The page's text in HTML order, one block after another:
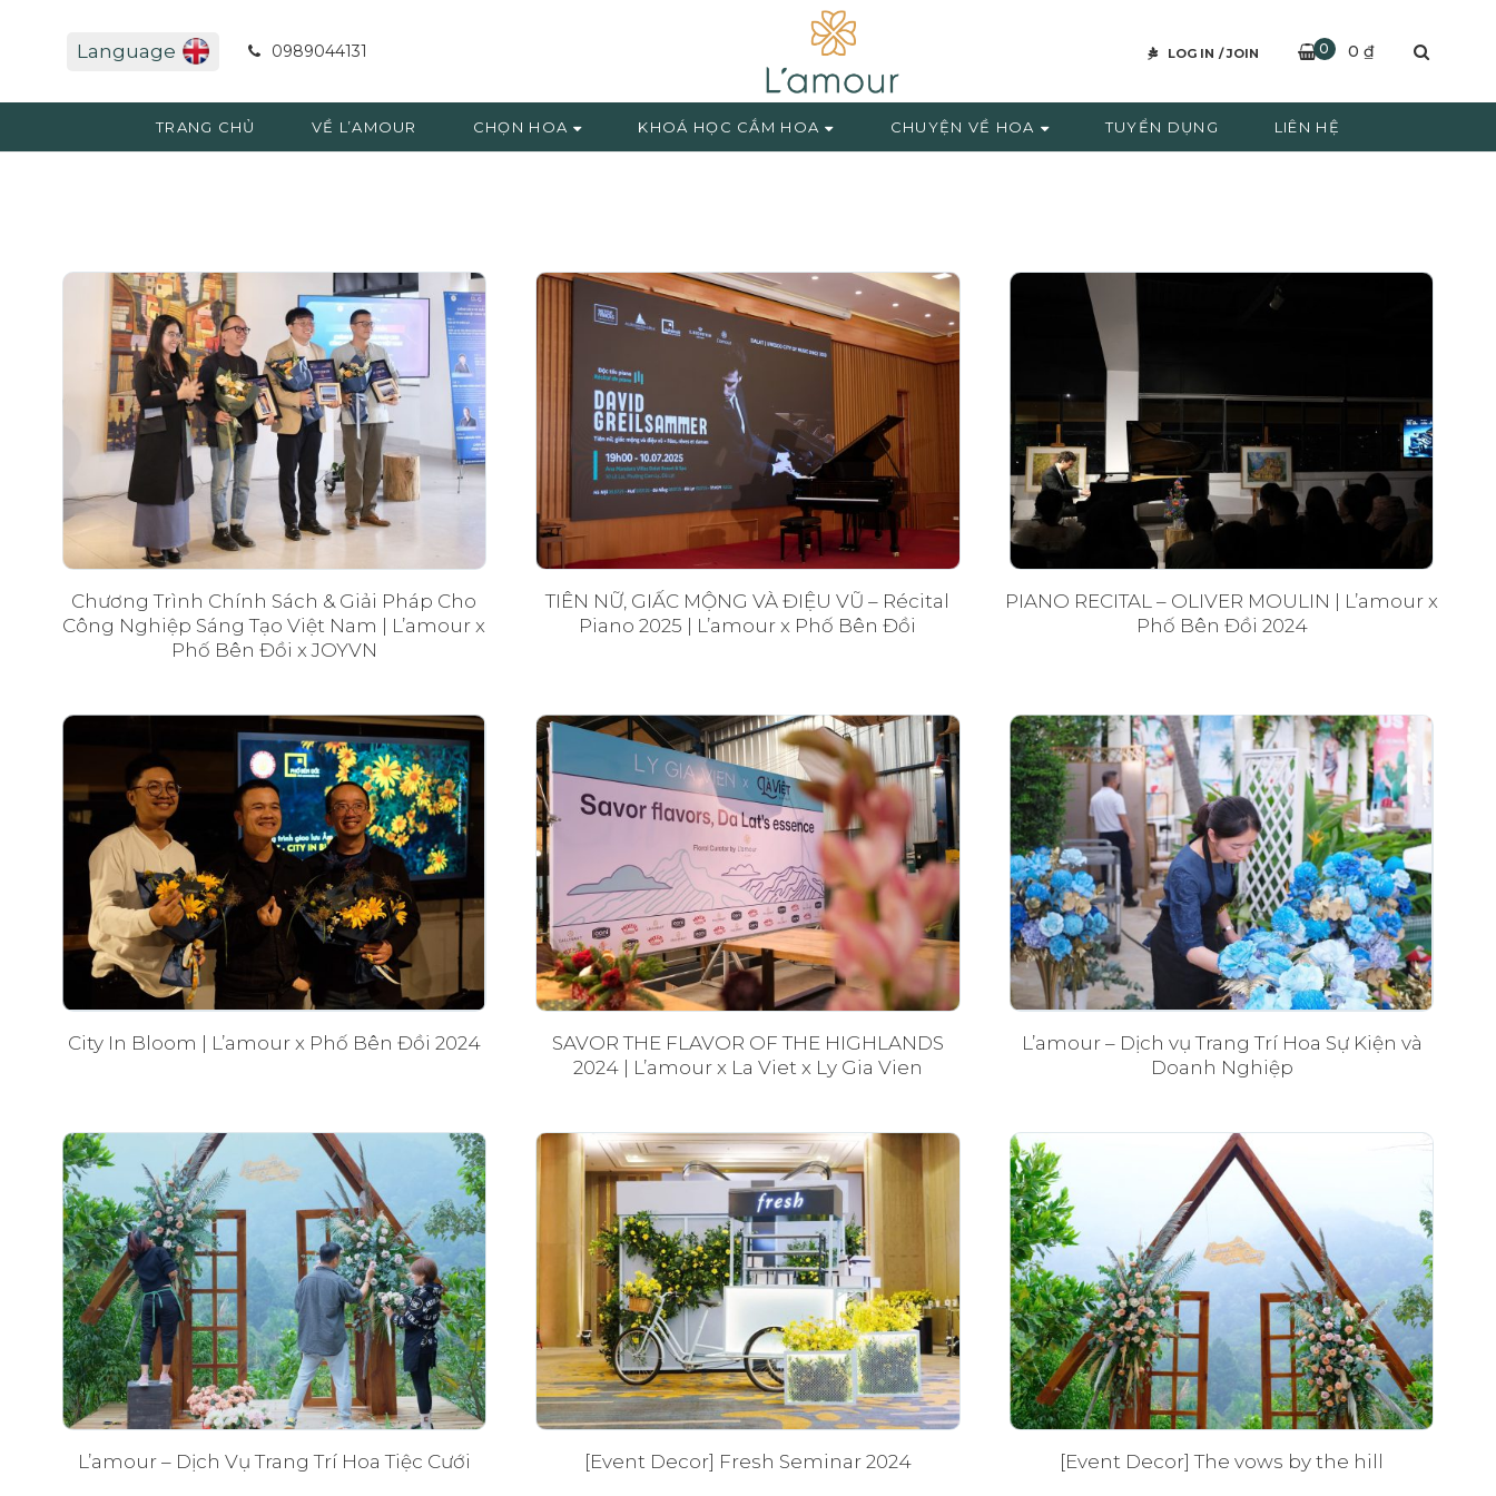
Language 0989044131 LOG IN /JOIN 0 0 ₫
TRANG CHỦ VỀ L’AMOUR CHỌN HOA KHOÁ HỌC CẮM HOA CHUYỆN VỀ HOA TUYỂN DỤNG LIÊN HỆ
Chương Trình Chính Sách & Giải Pháp Cho
Công Nghiệp Sáng Tạo Việt Nam | L’amour x
Phố Bên Đồi x JOYVN
TIÊN NỮ, GIẤC MỘNG VÀ ĐIỆU VŨ – Récital
Piano 2025 | L’amour x Phố Bên Đồi
PIANO RECITAL – OLIVER MOULIN | L’amour x
Phố Bên Đồi 2024
City In Bloom | L’amour x Phố Bên Đồi 2024
SAVOR THE FLAVOR OF THE HIGHLANDS
2024 | L’amour x La Viet x Ly Gia Vien
L’amour – Dịch vụ Trang Trí Hoa Sự Kiện và
Doanh Nghiệp
L’amour – Dịch Vụ Trang Trí Hoa Tiệc Cưới [Event Decor] Fresh Seminar 2024 [Event Decor] The vows by the hill